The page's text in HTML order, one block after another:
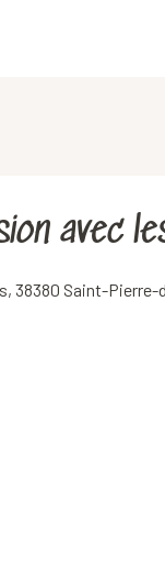
avec
38380 Saint-Pierre-